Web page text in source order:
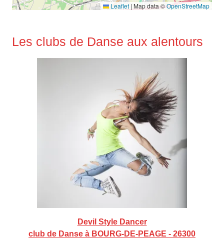
Leaflet | Map data ©OpenStreetMap
Les clubs de Danse aux alentours
Devil Style Dancer
club de Danse à BOURG-DE-PEAGE - 26300